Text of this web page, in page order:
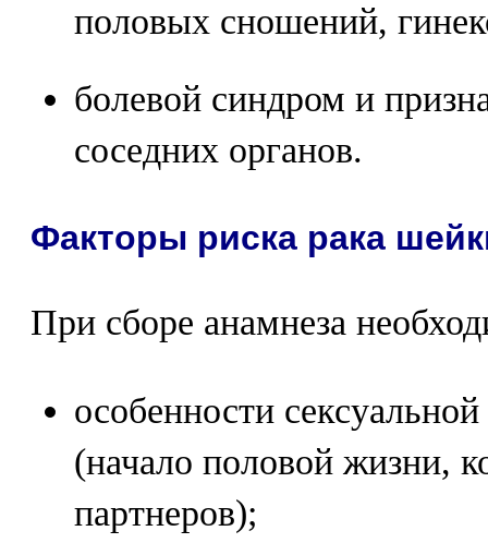
половых сношений,
болевой синдром и
соседних органов.
Факторы риска рака
При сборе анамнеза
особенности
(начало половой жизни,
партнеров);